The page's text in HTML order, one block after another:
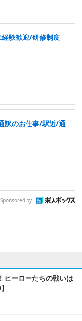
経験歓迎/研修制度
訳のお仕事/駅近/通
Sponsored by
ヒーローたちの戦いは